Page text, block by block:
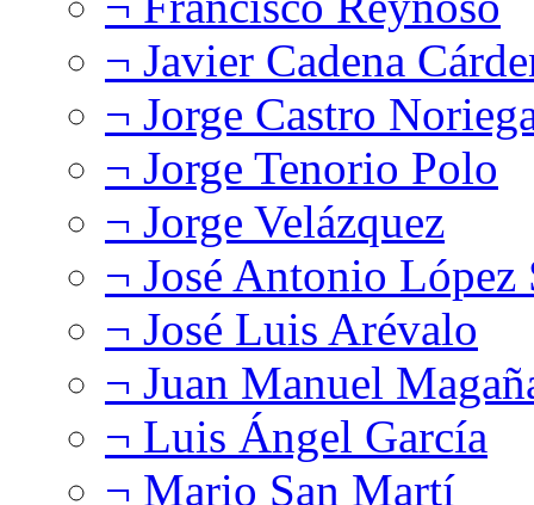
¬ Javier Cadena
¬ Jorge Castro
¬ Jorge Tenorio Polo
¬ Jorge Velázquez
¬ José Antonio López
¬ José Luis Arévalo
¬ Juan Manuel
¬ Luis Ángel García
¬ Mario San Martí